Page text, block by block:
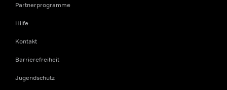
Partnerprogramme
Hilfe
Kontakt
Barrierefreiheit
Jugendschutz